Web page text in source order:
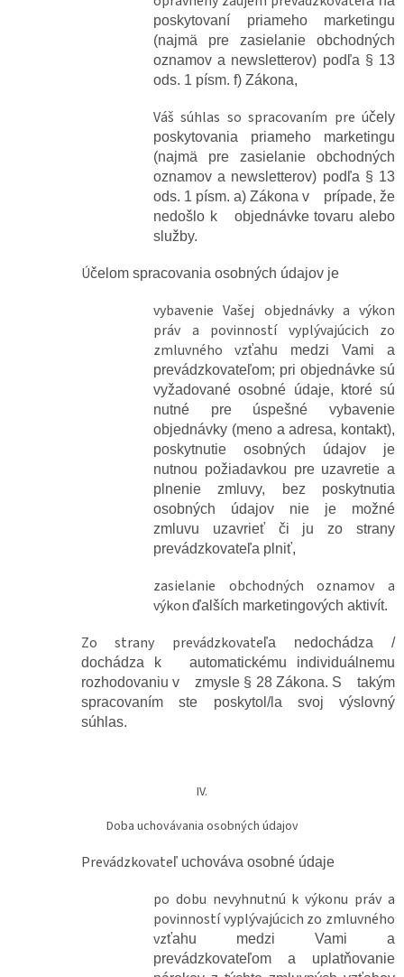
poskytovaní priameho marketingu
(najmä pre zasielanie obchodných
oznamov a newsletterov) podľa § 13
ods. 1 písm. f) Zákona,
Váš súhlas so spracovaním pre účely
poskytovania priameho marketingu
(najmä pre zasielanie obchodných
oznamov a newsletterov) podľa § 13
ods. 1 písm. a) Zákona v prípade, že
nedošlo k objednávke tovaru alebo
služby.
Účelom spracovania osobných údajov je
vybavenie Vašej objednávky a výkon
práv a povinností vyplývajúcich zo
zmluvného vzťahu medzi Vami a
prevádzkovateľom; pri objednávke sú
vyžadované osobné údaje, ktoré sú
nutné pre úspešné vybavenie
objednávky (meno a adresa, kontakt),
poskytnutie osobných údajov je
nutnou požiadavkou pre uzavretie a
plnenie zmluvy, bez poskytnutia
osobných údajov nie je možné
zmluvu uzavrieť či ju zo strany
prevádzkovateľa plniť,
zasielanie obchodných oznamov a
výkon ďalších marketingových aktivít.
Zo strany prevádzkovate ľa nedochádza /
dochádza k automatickému individuálnemu
rozhodovaniu v zmysle § 28 Zákona. S takým
spracovaním ste poskytol/la svoj výslovný
súhlas.
IV.
Doba uchovávania osobných údajov
Prevádzkovate ľ uchováva osobné údaje
po dobu nevyhnutnú k výkonu práv a
povinností vyplývajúcich zo zmluvného
vzťahu medzi Vami a
prevádzkovateľom a uplatňovanie